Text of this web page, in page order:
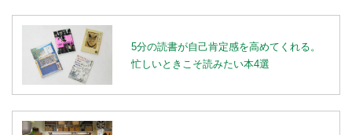
5分の読書が自己肯定感を高めてくれる。
忙しいときこそ読みたい本4選